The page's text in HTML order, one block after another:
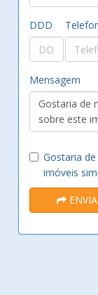
DDD
Mensagem
Gostaria
imóveis